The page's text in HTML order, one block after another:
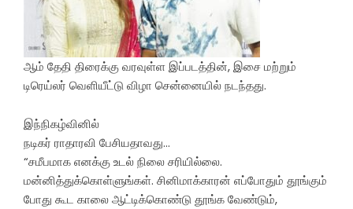
ஆம் தேதி திரைக்கு வரவுள்ள இப்படத்தின், இசை மற்றும்
டிரெய்லர் வெளியீட்டு விழா சென்னையில் நடந்தது.
இந்நிகழ்வினில்
நடிகர் ராதாரவி பேசியதாவது…
“சமீபமாக எனக்கு உடல் நிலை சரியில்லை.
மன்னித்துக்கொள்ளுங்கள். சினிமாக்காரன் எப்போதும் தூங்கும்
போது கூட காலை ஆட்டிக்கொண்டு தூங்க வேண்டும்,